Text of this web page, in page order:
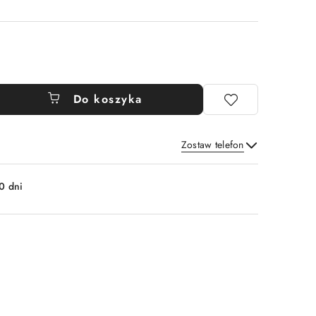
Do koszyka
Zostaw telefon
Wyślij
dni